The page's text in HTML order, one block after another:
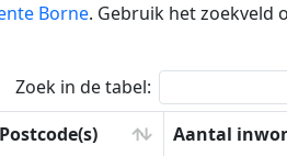
Borne. Gebruik het zoekveld
Zoek in de tabel:
Postcode(s)
Aantal